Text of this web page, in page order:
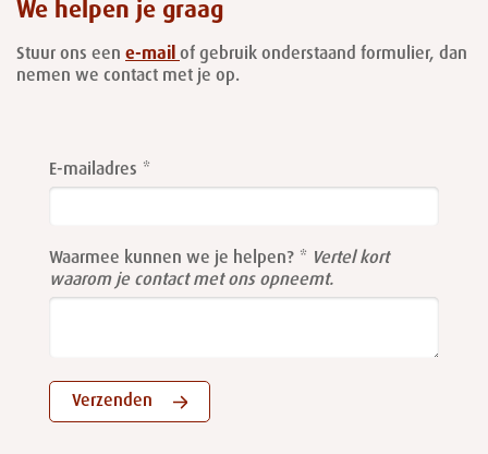
We helpen je graag
Stuur ons een e-mail of gebruik onderstaand formulier, dan
nemen we contact met je op.
this
field
E-mailadres
Waarmee kunnen we je helpen?
Vertel kort
waarom je contact met ons opneemt.
Verzenden